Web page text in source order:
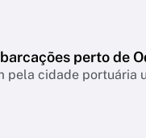
perto de
pela cidade portuária